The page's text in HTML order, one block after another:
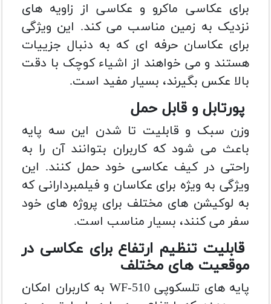
برای عکاسی ماکرو و عکاسی از زاویه های
نزدیک به زمین مناسب می کند. این ویژگی
برای عکاسان حرفه ای که به دنبال جزییات
هستند و می خواهند از اشیاء کوچک با دقت
بالا عکس بگیرند، بسیار مفید است.
پورتابل و قابل حمل
وزن سبک و قابلیت تا شدن این سه پایه
باعث می شود که کاربران بتوانند آن را به
راحتی در کیف عکاسی خود حمل کنند. این
ویژگی به ویژه برای عکاسان و فیلمبردارانی که
به لوکیشن های مختلف برای پروژه های خود
سفر می کنند، بسیار مناسب است.
قابلیت تنظیم ارتفاع برای عکاسی در
موقعیت های مختلف
پایه های تلسکوپی WF-510 به کاربران امکان